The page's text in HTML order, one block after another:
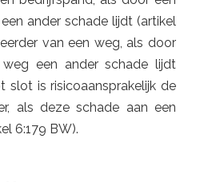
ander schade lijdt (artikel
van een weg, als door
een ander schade lijdt
slot is risicoaansprakelijk de
als deze schade aan een
6:179 BW).